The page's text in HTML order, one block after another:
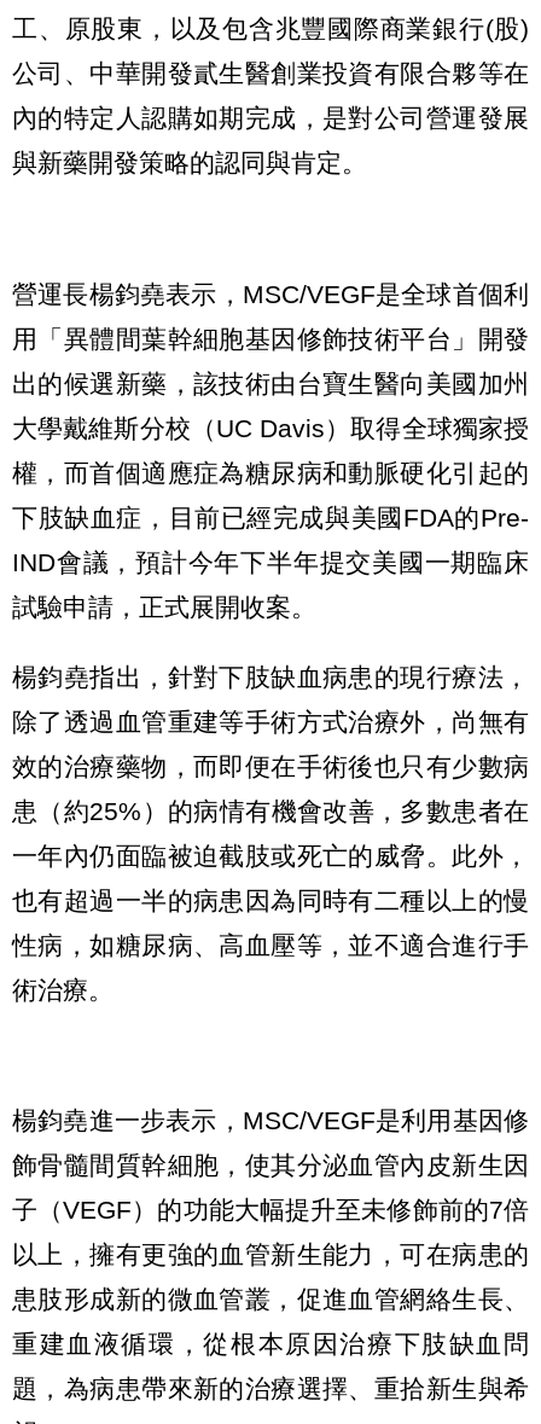
工、原股東，以及包含兆豐國際商業銀行(股)
公司、中華開發貳生醫創業投資有限合夥等在
內的特定人認購如期完成，是對公司營運發展
與新藥開發策略的認同與肯定。
營運長楊鈞堯表示，MSC/VEGF是全球首個利
用「異體間葉幹細胞基因修飾技術平台」開發
出的候選新藥，該技術由台寶生醫向美國加州
大學戴維斯分校（UC Davis）取得全球獨家授
權，而首個適應症為糖尿病和動脈硬化引起的
下肢缺血症，目前已經完成與美國FDA的Pre-
IND會議，預計今年下半年提交美國一期臨床
試驗申請，正式展開收案。
楊鈞堯指出，針對下肢缺血病患的現行療法，
除了透過血管重建等手術方式治療外，尚無有
效的治療藥物，而即便在手術後也只有少數病
患（約25%）的病情有機會改善，多數患者在
一年內仍面臨被迫截肢或死亡的威脅。此外，
也有超過一半的病患因為同時有二種以上的慢
性病，如糖尿病、高血壓等，並不適合進行手
術治療。
楊鈞堯進一步表示，MSC/VEGF是利用基因修
飾骨髓間質幹細胞，使其分泌血管內皮新生因
子（VEGF）的功能大幅提升至未修飾前的7倍
以上，擁有更強的血管新生能力，可在病患的
患肢形成新的微血管叢，促進血管網絡生長、
重建血液循環，從根本原因治療下肢缺血問
題，為病患帶來新的治療選擇、重拾新生與希